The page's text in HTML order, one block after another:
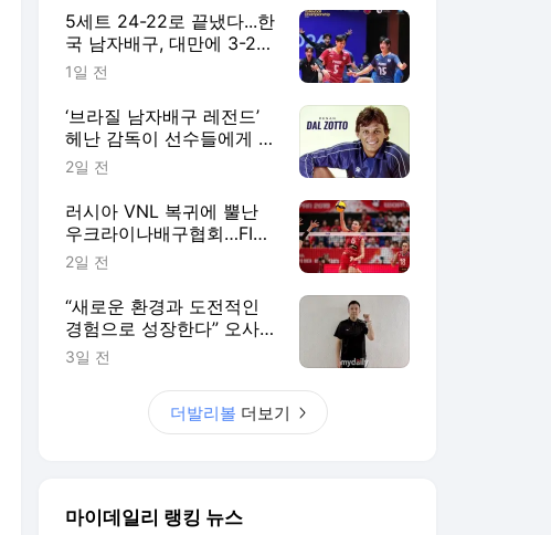
5세트 24-22로 끝냈다...한
국 남자배구, 대만에 3-2
진땀승...조별리그 2연승
1일 전
‘브라질 남자배구 레전드’
헤난 감독이 선수들에게 말
한다, “결승전에선 그 순간
2일 전
러시아 VNL 복귀에 뿔난
우크라이나배구협회…FIVB
"2027 한시적 참가팀 확
2일 전
“새로운 환경과 도전적인
경험으로 성장한다” 오사카
&상하이 사령탑이 꼽은 한
3일 전
더발리볼 더보기
마이데일리 랭킹 뉴스